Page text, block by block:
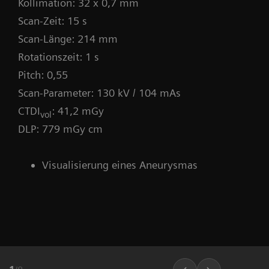
GO-Technologien – KI-gestützte
Anwender*innenführung
Kollimation: 32 x 0,7 mm
Scan-Zeit: 15 s
Scan-Länge: 214 mm
Rotationszeit: 1 s
Pitch: 0,55
Scan-Parameter: 130 kV / 104 mAs
CTDIvol: 41,2 mGy
DLP: 779 mGy cm
Visualisierung eines Aneurysmas